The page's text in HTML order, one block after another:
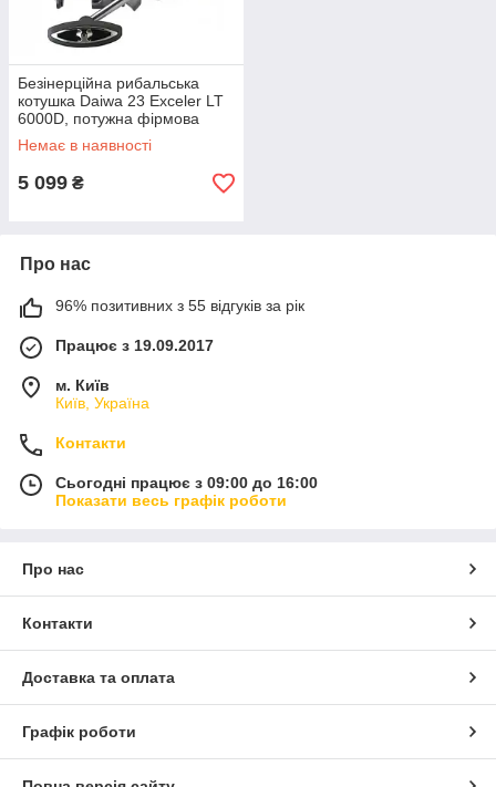
Безінерційна рибальська
котушка Daiwa 23 Exceler LT
6000D, потужна фірмова
котушка для спінінга та
фідерної ловлі
Немає в наявності
5 099 ₴
Про нас
96% позитивних з 55 відгуків за рік
Працює з 19.09.2017
м. Київ
Київ, Україна
Контакти
Сьогодні працює з 09:00 до 16:00
Показати весь графік роботи
Про нас
Контакти
Доставка та оплата
Графік роботи